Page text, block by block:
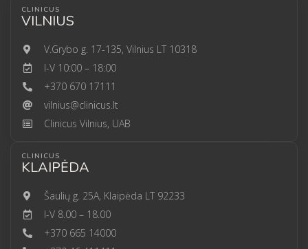
CLINICUS
VILNIUS
V.Grybo g. 17-135, Vilnius LT 10318
I-V 10:00 – 18:00
+370 670 17111
vilnius@clinicus.lt
Clinicus Vilnius, UAB
CLINICUS
KLAIPĖDA
Šaulių g. 25A, Klaipėda LT 92233
I-V 8.00 – 18.00
+370 665 14000